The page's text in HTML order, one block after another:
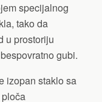
specijalnog
tako da
u prostoriju
gubi.
izopan staklo sa